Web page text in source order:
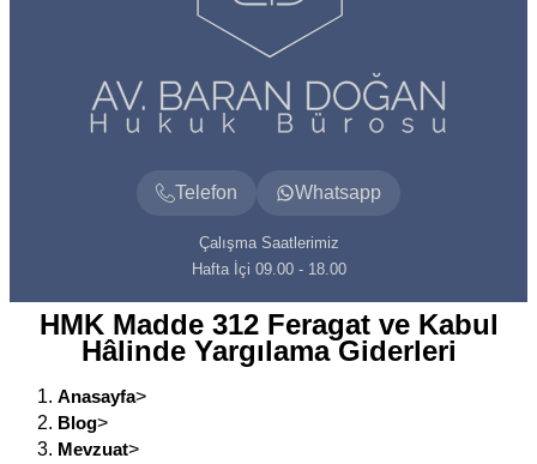
Telefon Whatsapp
Çalışma Saatlerimiz
Hafta İçi 09.00 - 18.00
HMK Madde 312 Feragat ve Kabul
Hâlinde Yargılama Giderleri
Anasayfa>
Blog>
Mevzuat>